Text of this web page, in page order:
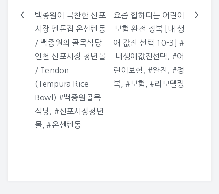
글
백종원이 극찬한 신포
시장 덴돈집 온센텐동
/ 백종원의 골목식당
인천 신포시장 청년몰
/ Tendon
(Tempura Rice
Bowl) #백종원골목
식당, #신포시장청년
몰, #온센텐동
요즘 힙하다는 어린이
보험 완전 정복 [내 생
애 값진 선택 10-3] #
내생애값진선택, #어
린이보험, #완전, #정
복, #보험, #리모델링